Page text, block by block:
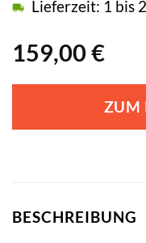
159,00 €
Lieferzeit: 1 bis
ZUM
BESCHREIBUNG